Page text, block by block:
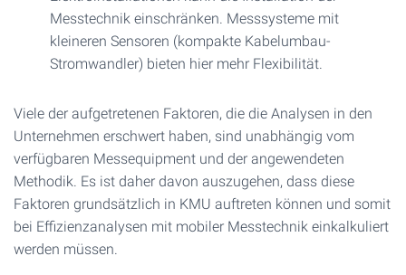
Messtechnik einschränken. Messsysteme mit
kleineren Sensoren (kompakte Kabelumbau-
Stromwandler) bieten hier mehr Flexibilität.
Viele der aufgetretenen Faktoren, die die Analysen in den
Unternehmen erschwert haben, sind unabhängig vom
verfügbaren Messequipment und der angewendeten
Methodik. Es ist daher davon auszugehen, dass diese
Faktoren grundsätzlich in KMU auftreten können und somit
bei Effizienzanalysen mit mobiler Messtechnik einkalkuliert
werden müssen.